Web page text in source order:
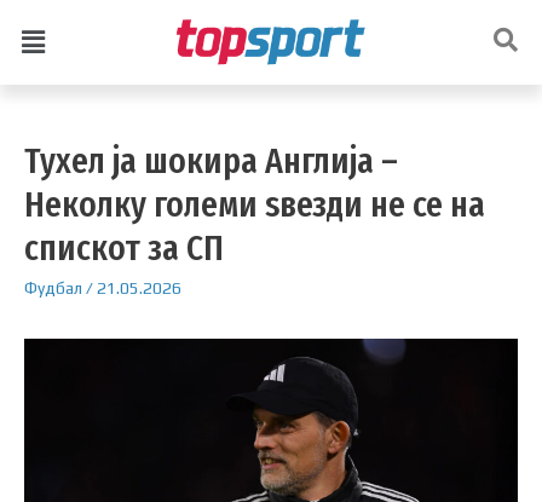
Тухел ја шокира Англија –
Неколку големи ѕвезди не се на
спискот за СП
Фудбал /21.05.2026